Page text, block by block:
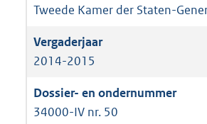
Tweede Kamer der Staten-
2014-2015
34000-IV nr. 50